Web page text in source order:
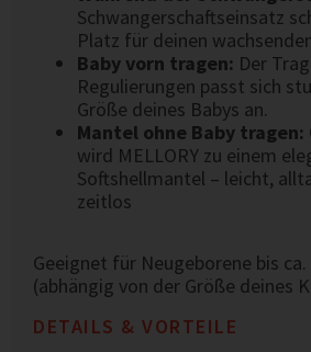
Schwangerschaftseinsatz
Platz für deinen
Baby vorn tragen: Der
Regulierungen passt sich
Größe deines Babys an.
Mantel ohne Baby tragen:
wird MELLORY zu einem
Softshellmantel – leicht,
zeitlos
Geeignet für Neugeborene bis ca.
(abhängig von der Größe deines
DETAILS & VORTEILE